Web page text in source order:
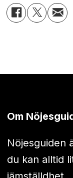
Om
Nöjesguiden
du kan alltid